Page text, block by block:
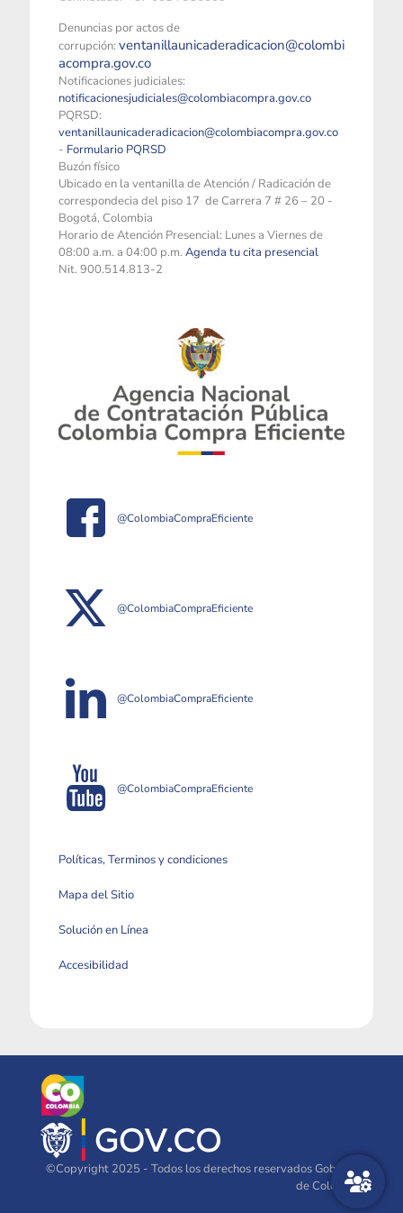
Denuncias por actos de
corrupción: ventanillaunicaderadicacion@colombi
acompra.gov.co
Notificaciones judiciales:
notificacionesjudiciales@colombiacompra.gov.co
PQRSD:
ventanillaunicaderadicacion@colombiacompra.gov.co
- Formulario PQRSD
Buzón físico
Ubicado en la ventanilla de Atención / Radicación de
correspondecia del piso 17 de Carrera 7 # 26 – 20 -
Bogotá, Colombia
Horario de Atención Presencial: Lunes a Viernes de
08:00 a.m. a 04:00 p.m. Agenda tu cita presencial
Nit. 900.514.813-2
@ColombiaCompraEficiente
@ColombiaCompraEficiente
@ColombiaCompraEficiente
@ColombiaCompraEficiente
Políticas, Terminos y condiciones
Mapa del Sitio
Solución en Línea
Accesibilidad
©Copyright 2025 - Todos los derechos reservados Gobierno
de Colombia